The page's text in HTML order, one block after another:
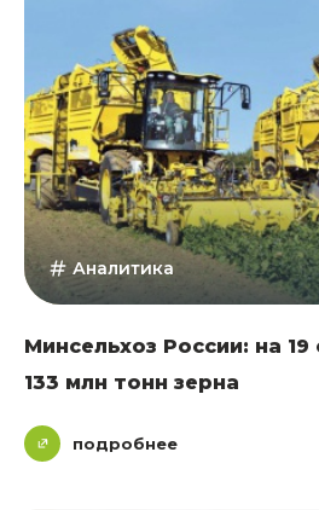
Аналитика
Минсельхоз России: на
133 млн тонн зерна
подробнее